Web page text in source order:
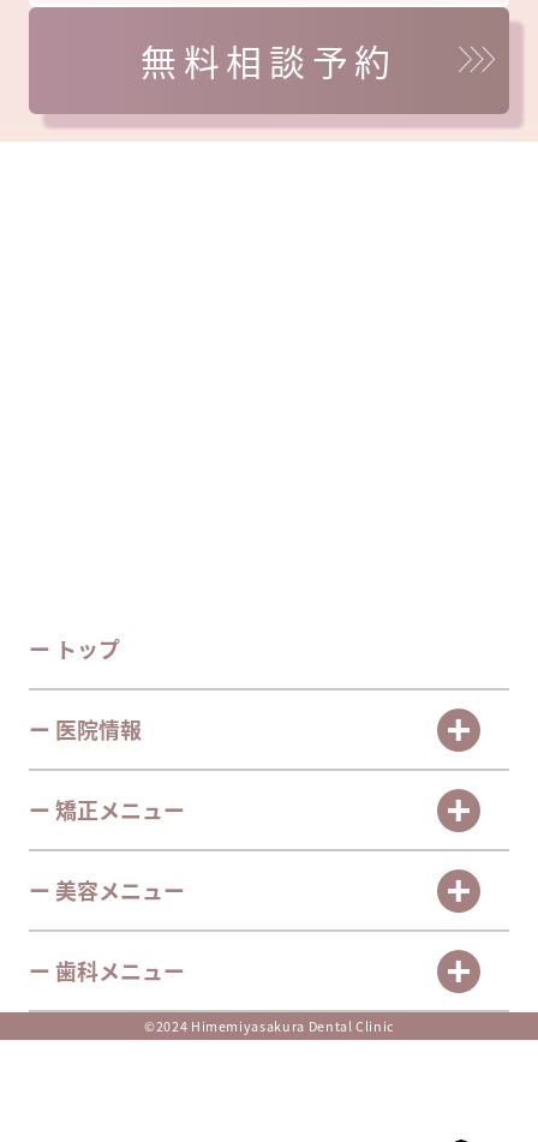
無料相談予約
ー トップ
ー 医院情報
ー 矯正メニュー
ー 美容メニュー
ー 歯科メニュー
©2024 Himemiyasakura Dental Clinic